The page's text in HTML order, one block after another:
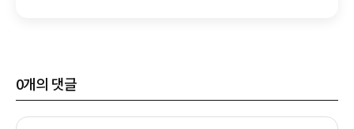
0개의 댓글